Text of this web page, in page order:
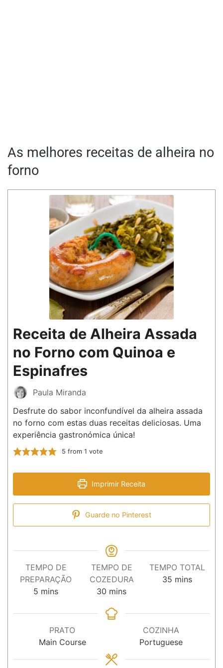
As melhores receitas de alheira no
forno
Receita de Alheira Assada
no Forno com Quinoa e
Espinafres
Paula Miranda
Desfrute do sabor inconfundível da alheira assada
no forno com estas duas receitas deliciosas. Uma
experiência gastronómica única!
5 from 1 vote
Imprimir Receita
Guarde no Pinterest
TEMPO DE
PREPARAÇÃO
5 minutos
mins
TEMPO DE
COZEDURA
30 minutos
mins
TEMPO TOTAL
35 minutos
mins
PRATO
Main Course
COZINHA
Portuguese